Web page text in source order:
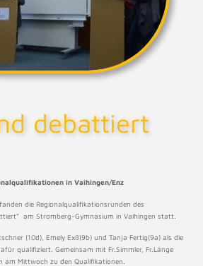
debattiert
in Vaihingen/Enz
die Regionalqualifikationsrunden des
am Stromberg-Gymnasium in Vaihingen statt.
(10d), Emely Exß(9b) und Tanja Fertig(9a) als die
qualifiziert. Gemeinsam mit Fr.Simmler, Fr.Länge
am Mittwoch zu den Qualifikationen.